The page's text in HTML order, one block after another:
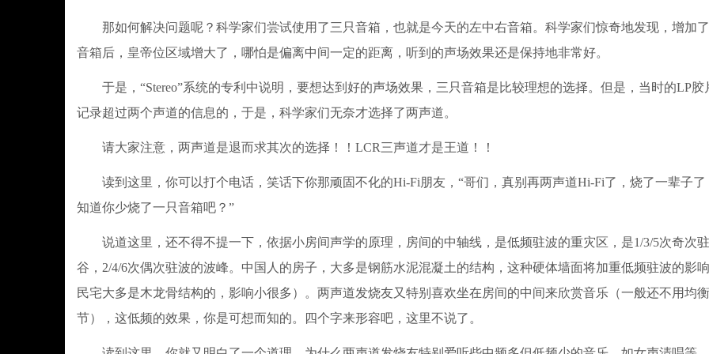
那如何解决问题呢？科学家们尝试使用了三只音箱，也就是今天的左中右音箱。科学家们惊奇地发现，增加
音箱后，皇帝位区域增大了，哪怕是偏离中间一定的距离，听到的声场效果还是保持地非常好。
于是，“Stereo”系统的专利中说明，要想达到好的声场效果，三只音箱是比较理想的选择。但是，当时的LP胶
记录超过两个声道的信息的，于是，科学家们无奈才选择了两声道。
请大家注意，两声道是退而求其次的选择！！LCR三声道才是王道！！
读到这里，你可以打个电话，笑话下你那顽固不化的Hi-Fi朋友，“哥们，真别再两声道Hi-Fi了，烧了一辈子了
知道你少烧了一只音箱吧？”
说道这里，还不得不提一下，依据小房间声学的原理，房间的中轴线，是低频驻波的重灾区，是1/3/5次奇次
谷，2/4/6次偶次驻波的波峰。中国人的房子，大多是钢筋水泥混凝土的结构，这种硬体墙面将加重低频驻波的影
民宅大多是木龙骨结构的，影响小很多）。两声道发烧友又特别喜欢坐在房间的中间来欣赏音乐（一般还不用均
节），这低频的效果，你是可想而知的。四个字来形容吧，这里不说了。